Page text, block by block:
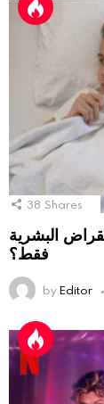
38 Shares
البشرية
فقط؟
byEditor